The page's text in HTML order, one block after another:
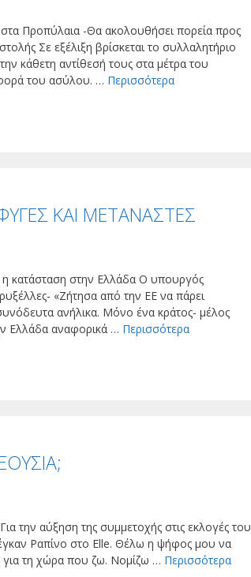
Προπύλαια -Θα ακολουθήσει πορεία προς
Σε εξέλιξη βρίσκεται το συλλαλητήριο
κάθετη αντίθεσή τους στα μέτρα του
του ασύλου. … Περισσότερα
ΚΑΙ ΜΕΤΑΝΑΣΤΕΣ
η κατάσταση στην Ελλάδα Ο υπουργός
«Ζήτησα από την ΕΕ να πάρει
ανήλικα. Μόνο ένα κράτος- μέλος
Ελλάδα αναφορικά … Περισσότερα
την αύξηση της συμμετοχής στις εκλογές του
Ραπίνο στο Elle. Θέλω η ψήφος μου να
για τη χώρα που ζω. Νομίζω … Περισσότερα